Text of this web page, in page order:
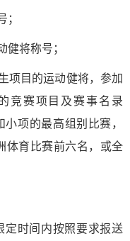
；
健将称号；
项目的运动健将，参加
竞赛项目及赛事名录
项的最高组别比赛，
体育比赛前六名，或全
定时间内按照要求报送